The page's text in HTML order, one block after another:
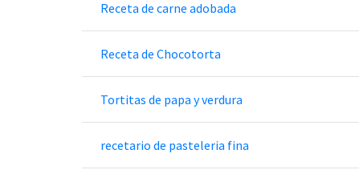
Receta de carne adobada
Receta de Chocotorta
Tortitas de papa y verdura
recetario de pasteleria fina